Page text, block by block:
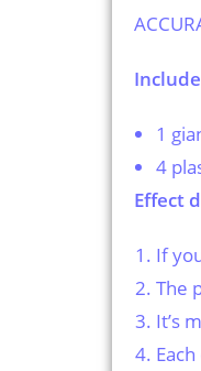
1
4
Effect
If
The
It’s